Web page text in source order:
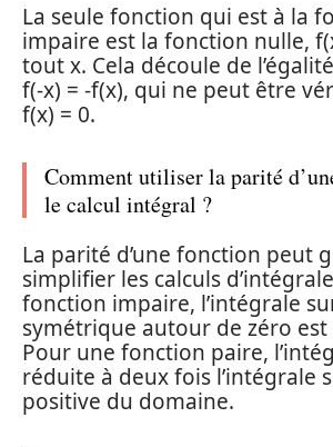
La seule fonction qui est à la
impaire est la fonction nulle,
tout x. Cela découle de
f(-x) = -f(x), qui ne peut être
f(x) = 0.
Comment utiliser la parité
le calcul intégral ?
La parité d’une fonction peut
simplifier les calculs
fonction impaire, l’intégrale
symétrique autour de zéro est
Pour une fonction paire,
réduite à deux fois l’intégrale
positive du domaine.